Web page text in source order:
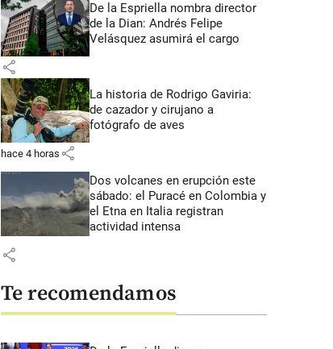
De la Espriella nombra director
de la Dian: Andrés Felipe
Velásquez asumirá el cargo
share
La historia de Rodrigo Gaviria:
de cazador y cirujano a
fotógrafo de aves
hace 4 horas share
Dos volcanes en erupción este
sábado: el Puracé en Colombia y
el Etna en Italia registran
actividad intensa
share
Te recomendamos